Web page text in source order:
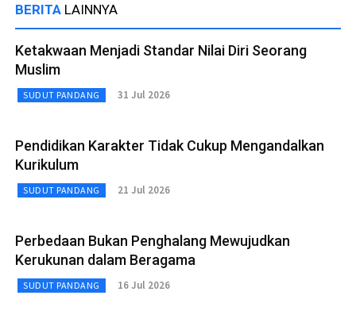
BERITA LAINNYA
Ketakwaan Menjadi Standar Nilai Diri Seorang
Muslim
SUDUT PANDANG 31 Jul 2026
Pendidikan Karakter Tidak Cukup Mengandalkan
Kurikulum
SUDUT PANDANG 21 Jul 2026
Perbedaan Bukan Penghalang Mewujudkan
Kerukunan dalam Beragama
SUDUT PANDANG 16 Jul 2026